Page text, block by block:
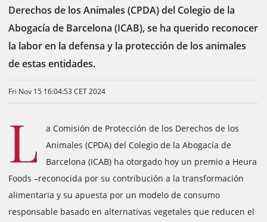
Derechos de los Animales (CPDA) del Colegio de la
Abogacía de Barcelona (ICAB), se ha querido reconocer
la labor en la defensa y la protección de los animales
de estas entidades.
Fri Nov 15 16:04:53 CET 2024
L
a Comisión de Protección de los Derechos de los
Animales (CPDA) del Colegio de la Abogacía de
Barcelona (ICAB) ha otorgado hoy un premio a Heura
Foods –reconocida por su contribución a la transformación
alimentaria y su apuesta por un modelo de consumo
responsable basado en alternativas vegetales que reducen el